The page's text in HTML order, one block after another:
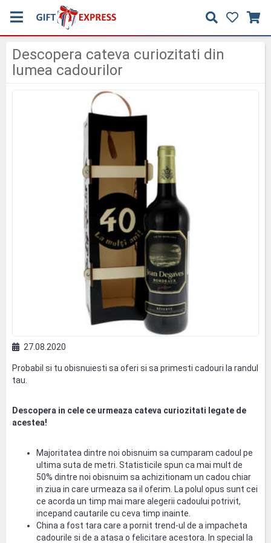
Descopera cateva curiozitati din
lumea cadourilor
27.08.2020
Probabil si tu obisnuiesti sa oferi si sa primesti cadouri la randul
tau.
Descopera in cele ce urmeaza cateva curiozitati legate de
acestea!
Majoritatea dintre noi obisnuim sa cumparam cadoul pe
ultima suta de metri. Statisticile spun ca mai mult de
50% dintre noi obisnuim sa achizitionam un cadou chiar
in ziua in care urmeaza sa il oferim. La polul opus sunt cei
ce acorda un timp mai mare alegerii cadoului potrivit,
incepand cautarile cu ceva timp inainte.
China a fost tara care a pornit trend-ul de a impacheta
cadourile si de a atasa o felicitare acestora. In special la